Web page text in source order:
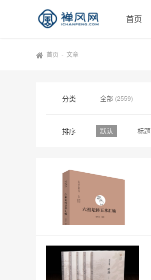
首页
首页 - 文章
分类 全部 (2559)
排序 默认 标题